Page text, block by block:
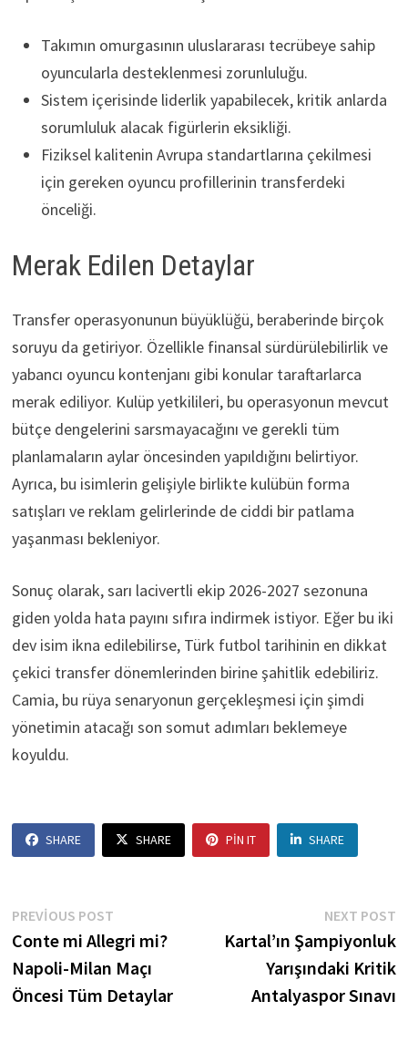
Takımın omurgasının uluslararası tecrübeye sahip
oyuncularla desteklenmesi zorunluluğu.
Sistem içerisinde liderlik yapabilecek, kritik anlarda
sorumluluk alacak figürlerin eksikliği.
Fiziksel kalitenin Avrupa standartlarına çekilmesi
için gereken oyuncu profillerinin transferdeki
önceliği.
Merak Edilen Detaylar
Transfer operasyonunun büyüklüğü, beraberinde birçok
soruyu da getiriyor. Özellikle finansal sürdürülebilirlik ve
yabancı oyuncu kontenjanı gibi konular taraftarlarca
merak ediliyor. Kulüp yetkilileri, bu operasyonun mevcut
bütçe dengelerini sarsmayacağını ve gerekli tüm
planlamaların aylar öncesinden yapıldığını belirtiyor.
Ayrıca, bu isimlerin gelişiyle birlikte kulübün forma
satışları ve reklam gelirlerinde de ciddi bir patlama
yaşanması bekleniyor.
Sonuç olarak, sarı lacivertli ekip 2026-2027 sezonuna
giden yolda hata payını sıfıra indirmek istiyor. Eğer bu iki
dev isim ikna edilebilirse, Türk futbol tarihinin en dikkat
çekici transfer dönemlerinden birine şahitlik edebiliriz.
Camia, bu rüya senaryonun gerçekleşmesi için şimdi
yönetimin atacağı son somut adımları beklemeye
koyuldu.
SHARE SHARE PIN IT SHARE
Yazı
gezinmesi
PREVIOUS POSTPrevious
post:
Conte mi Allegri mi?
Napoli-Milan Maçı
Öncesi Tüm Detaylar
NEXT POST
Kartal’ın Şampiyonluk
Yarışındaki Kritik
Antalyaspor Sınavı